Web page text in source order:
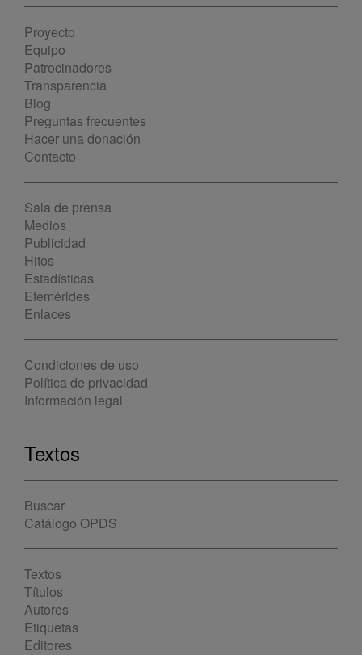
Proyecto
Equipo
Patrocinadores
Transparencia
Blog
Preguntas frecuentes
Hacer una donación
Contacto
Sala de prensa
Medios
Publicidad
Hitos
Estadísticas
Efemérides
Enlaces
Condiciones de uso
Política de privacidad
Información legal
Textos
Buscar
Catálogo OPDS
Textos
Títulos
Autores
Etiquetas
Editores